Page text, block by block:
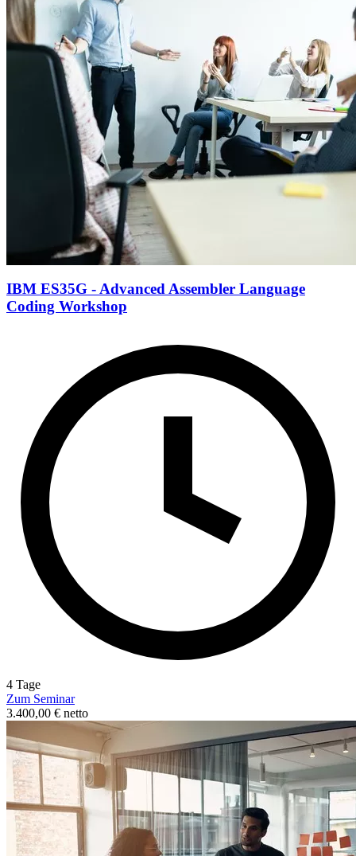
IBM ES35G - Advanced Assembler Language
Coding Workshop
4 Tage
Zum Seminar
3.400,00 € netto